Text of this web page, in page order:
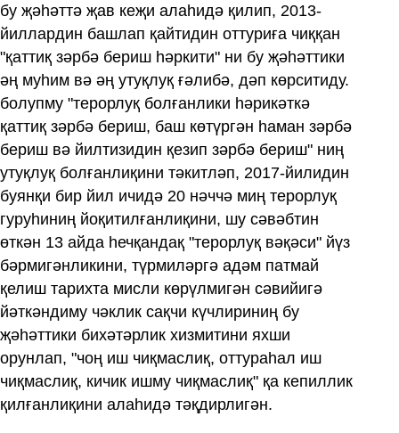
бу җәһәттә җав кеҗи алаһидә қилип, 2013-
йиллардин башлап қайтидин оттуриға чиққан
"қаттиқ зәрбә бериш һәркити" ни бу җәһәттики
әң муһим вә әң утуқлуқ ғәлибә, дәп көрситиду.
болупму "терорлуқ болғанлики һәрикәткә
қаттиқ зәрбә бериш, баш көтүргән һаман зәрбә
бериш вә йилтизидин қезип зәрбә бериш" ниң
утуқлуқ болғанлиқини тәкитләп, 2017-йилидин
буянқи бир йил ичидә 20 нәччә миң терорлуқ
гуруһиниң йоқитилғанлиқини, шу сәвәбтин
өткән 13 айда һечқандақ "терорлуқ вәқәси" йүз
бәрмигәнликини, түрмиләргә адәм патмай
қелиш тарихта мисли көрүлмигән сәвийигә
йәткәндиму чәклик сақчи күчлириниң бу
җәһәттики бихәтәрлик хизмитини яхши
орунлап, "чоң иш чиқмаслиқ, оттураһал иш
чиқмаслиқ, кичик ишму чиқмаслиқ" қа кепиллик
қилғанлиқини алаһидә тәқдирлигән.